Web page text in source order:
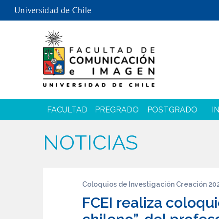
FACULTAD PREGRADO POSTGRADO
NOTICIAS
Coloquios de Investigación Creación
FCEI realiza